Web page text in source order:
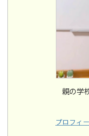
親の学
プロフィ